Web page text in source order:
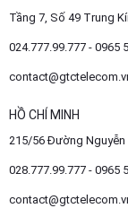
Tầng 7, Số 49 Trung
024.777.99.777 - 0965
HỒ CHÍ MINH
215/56 Đường Nguyễn
028.777.99.777 - 0965